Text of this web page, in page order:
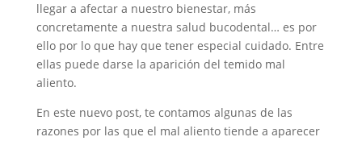
llegar a afectar a nuestro bienestar, más
concretamente a nuestra salud bucodental… es por
ello por lo que hay que tener especial cuidado. Entre
ellas puede darse la aparición del temido mal
aliento.
En este nuevo post, te contamos algunas de las
razones por las que el mal aliento tiende a aparecer